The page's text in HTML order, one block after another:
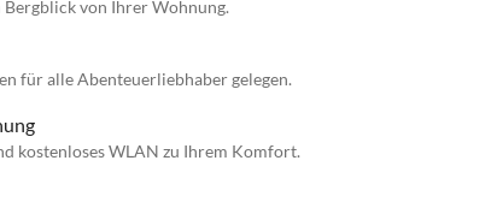
von Ihrer Wohnung.
für alle Abenteuerliebhaber gelegen.
kostenloses WLAN zu Ihrem Komfort.